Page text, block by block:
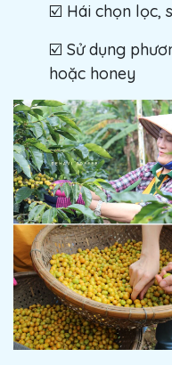
☑️ Hái chọn lọc,
☑️ Sử dụng
hoặc honey